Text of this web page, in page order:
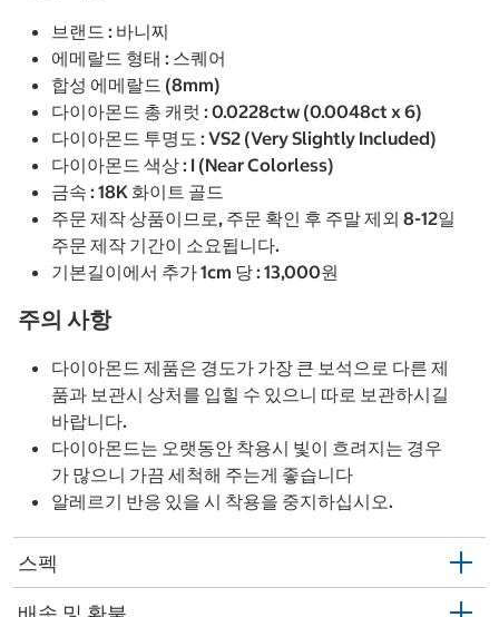
브랜드 : 바니찌
에메랄드 형태 : 스퀘어
합성 에메랄드 (8mm)
다이아몬드 총 캐럿 : 0.0228ctw (0.0048ct x 6)
다이아몬드 투명도 : VS2 (Very Slightly Included)
다이아몬드 색상 : I (Near Colorless)
금속 : 18K 화이트 골드
주문 제작 상품이므로, 주문 확인 후 주말 제외 8-12일
주문 제작 기간이 소요됩니다.
기본길이에서 추가 1cm 당 : 13,000원
주의 사항
다이아몬드 제품은 경도가 가장 큰 보석으로 다른 제
품과 보관시 상처를 입힐 수 있으니 따로 보관하시길
바랍니다.
다이아몬드는 오랫동안 착용시 빛이 흐려지는 경우
가 많으니 가끔 세척해 주는게 좋습니다
알레르기 반응 있을 시 착용을 중지하십시오.
스펙